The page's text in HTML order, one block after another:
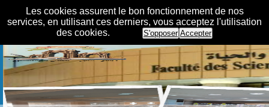
Les cookies assurent le bon fonctionnement de nos
services, en utilisant ces derniers, vous acceptez l'utilisation
des cookies.
S'opposer Accepter